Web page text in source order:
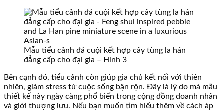
Mẫu tiểu cảnh đá cuội kết hợp cây tùng la hán
đẳng cấp cho đại gia – Hình 3
Bên cạnh đó, tiểu cảnh còn giúp gia chủ kết nối với thiên
nhiên, giảm stress từ cuộc sống bận rộn. Đây là lý do mà mẫu
thiết kế này ngày càng phổ biến trong cộng đồng doanh nhân
và giới thượng lưu. Nếu bạn muốn tìm hiểu thêm về cách áp